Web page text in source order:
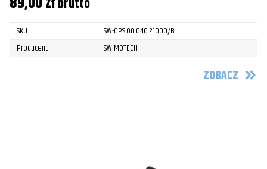
SKU:
SW-GPS.00.646.21000/B
Producent:
SW-MOTECH
ZOBACZ